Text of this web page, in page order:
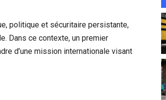
politique et sécuritaire persistante,
Dans ce contexte, un premier
d’une mission internationale visant